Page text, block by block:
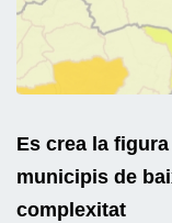
Es crea la
municipis de
complexitat